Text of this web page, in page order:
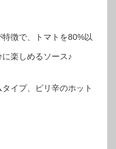
徴で、トマトを80%以
楽しめるソース♪
イプ、ピリ辛のホット